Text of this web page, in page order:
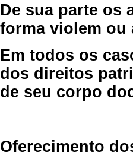
De sua parte os
forma violem ou
Em todos os
dos direitos
de seu corpo
Oferecimento